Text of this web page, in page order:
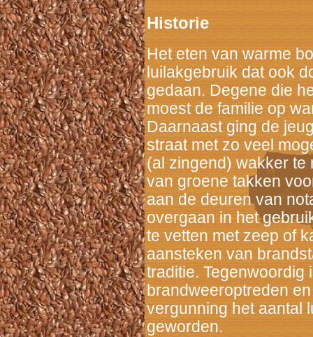
Historie
Het eten van warme
luilakgebruik dat ook
gedaan. Degene die
moest de familie op
Daarnaast ging de
straat met zo veel
(al zingend) wakker te
van groene takken
aan de deuren van
overgaan in het
te vetten met zeep of
aansteken van
traditie. Tegenwoordig
brandweeroptreden
vergunning het aantal
geworden.